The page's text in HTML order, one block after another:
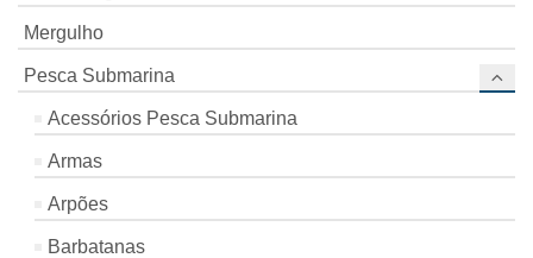
Mergulho
Pesca Submarina
Acessórios Pesca Submarina
Armas
Arpões
Barbatanas